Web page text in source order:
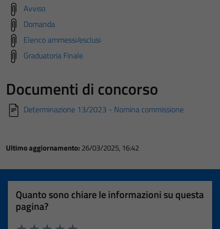
Avviso
Domanda
Elenco ammessi/esclusi
Graduatoria Finale
Documenti di concorso
Determinazione 13/2023 - Nomina commissione
Ultimo aggiornamento: 26/03/2025, 16:42
Quanto sono chiare le informazioni su questa
pagina?